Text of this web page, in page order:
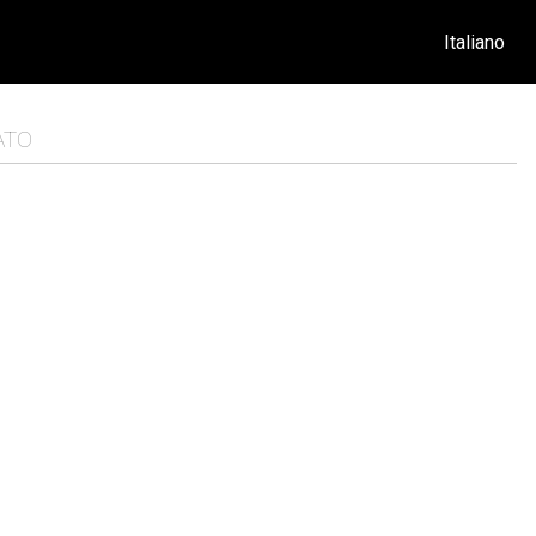
Italiano